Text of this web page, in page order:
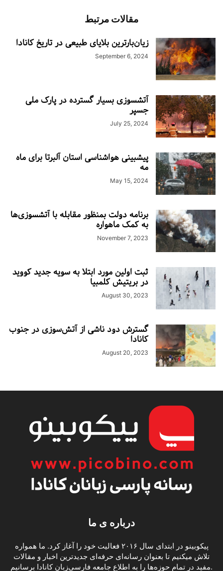
مقالات مرتبط
زیان‌بارترین بلایای طبیعی در تاریخ کانادا
September 6, 2024
آتشسوزی بسیار گسترده در پارک ملی
جسپر
July 25, 2024
پیشبینی هواشناسی استان آلبرتا برای ماه
مه
May 15, 2024
برنامه دولت بمنظور مقابله با آتشسوزی‌ها
به کمک ماهواره
November 7, 2023
ثبت اولین مورد ابتلا به سویه جدید کووید
در بریتیش کلمبیا
August 30, 2023
گسترش دود ناشی از آتش‌سوزی در جنوب
کانادا
August 20, 2023
درباره ی ما
پیکوبینو در ابتدای سال ۲۰۱۶ فعالیت خود را آغاز کرد. ما همواره
تلاش میکنیم تا بعنوان رسانه‌ای حرفه‌ای جدیدترین اخبار و مقالات
مفید در تمام حوزه‌ها را به اطلاع جامعه فارسی‌زبان کانادا برسانیم.